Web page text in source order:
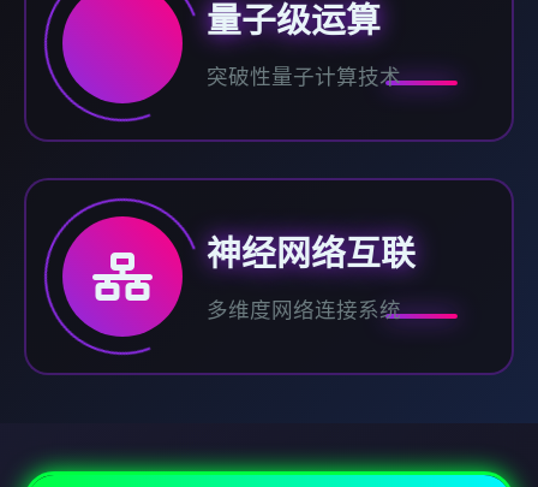
量子级运算
突破性量子计算技术
神经网络互联
多维度网络连接系统